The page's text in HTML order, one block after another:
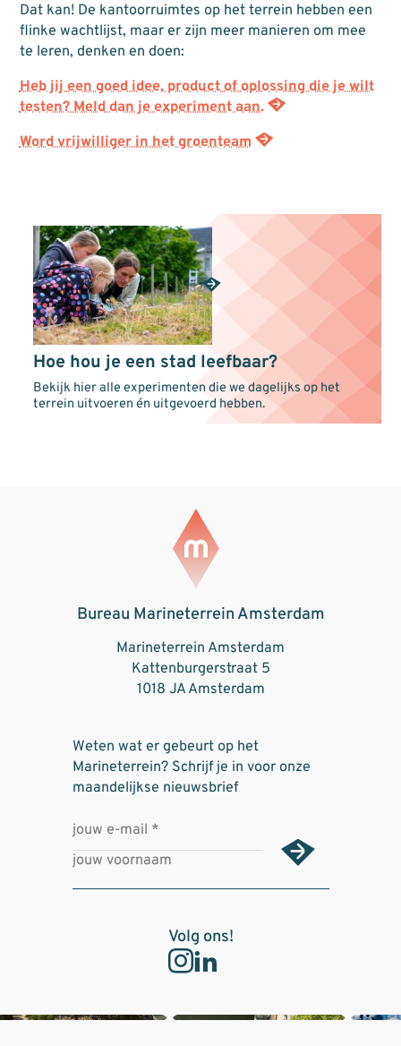
Dat kan! De kantoorruimtes op het terrein hebben een
flinke wachtlijst, maar er zijn meer manieren om mee
te leren, denken en doen:
Heb jij een goed idee, product of oplossing die je wilt
testen? Meld dan je experiment aan.
Word vrijwilliger in het groenteam
Hoe hou je een stad leefbaar?
Bekijk hier alle experimenten die we dagelijks op het
terrein uitvoeren én uitgevoerd hebben.
Bureau Marineterrein Amsterdam
Marineterrein Amsterdam
Kattenburgerstraat 5
1018 JA Amsterdam
Weten wat er gebeurt op het
Marineterrein? Schrijf je in voor onze
maandelijkse nieuwsbrief
Volg ons!